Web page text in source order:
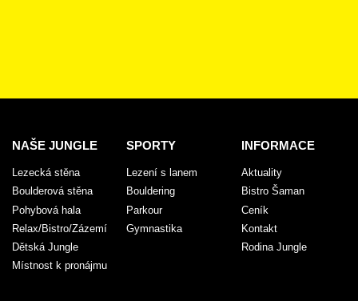
NAŠE JUNGLE
Lezecká stěna
Boulderová stěna
Pohybová hala
Relax/Bistro/Zázemí
Dětská Jungle
Místnost k pronájmu
SPORTY
Lezení s lanem
Bouldering
Parkour
Gymnastika
INFORMACE
Aktuality
Bistro Šaman
Ceník
Kontakt
Rodina Jungle